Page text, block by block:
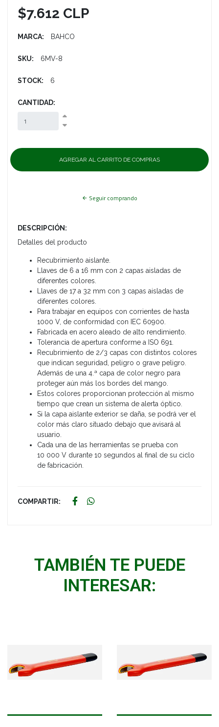
$7.612 CLP
MARCA: BAHCO
SKU: 6MV-8
STOCK: 6
CANTIDAD:
Seguir comprando
DESCRIPCIÓN:
Detalles del producto
Recubrimiento aislante.
Llaves de 6 a 16 mm con 2 capas aisladas de
diferentes colores.
Llaves de 17 a 32 mm con 3 capas aisladas de
diferentes colores.
Para trabajar en equipos con corrientes de hasta
1000 V, de conformidad con IEC 60900.
Fabricada en acero aleado de alto rendimiento.
Tolerancia de apertura conforme a ISO 691.
Recubrimiento de 2/3 capas con distintos colores
que indican seguridad, peligro o grave peligro.
Además de una 4.ª capa de color negro para
proteger aún más los bordes del mango.
Estos colores proporcionan protección al mismo
tiempo que crean un sistema de alerta óptico.
Si la capa aislante exterior se daña, se podrá ver el
color más claro situado debajo que avisará al
usuario.
Cada una de las herramientas se prueba con
10 000 V durante 10 segundos al final de su ciclo
de fabricación.
COMPARTIR:
TAMBIÉN TE PUEDE
INTERESAR: